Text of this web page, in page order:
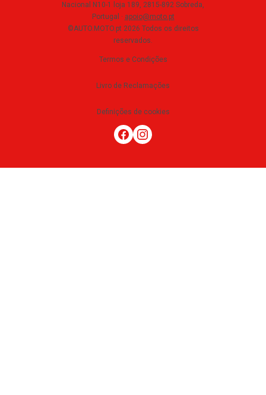
Nacional N10-1 loja 189, 2815-892 Sobreda,
Portugal · apoio@moto.pt
©AUTO.MOTO.pt 2026 Todos os direitos
reservados.
Termos e Condições
Livro de Reclamações
Definições de cookies